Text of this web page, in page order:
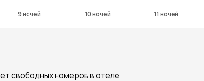
9 ночей 10 ночей 11 ночей
свободных номеров в отеле